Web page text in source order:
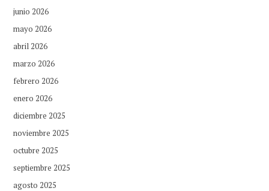
junio 2026
mayo 2026
abril 2026
marzo 2026
febrero 2026
enero 2026
diciembre 2025
noviembre 2025
octubre 2025
septiembre 2025
agosto 2025